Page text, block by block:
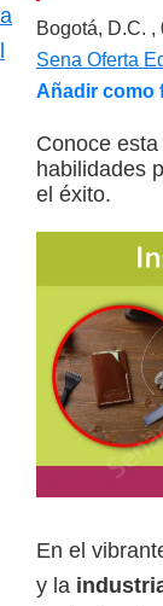
a
i
a
l
i
z
a
d
r
s
Bogotá, D.C. ,
Sena Oferta
Añadir como
Conoce
habilidades
el éxito.
En el
y la